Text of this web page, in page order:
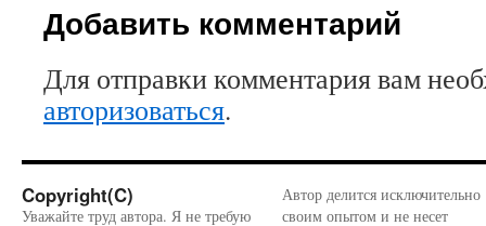
Добавить комментарий
Для отправки комментария вам
авторизоваться.
Copyright(C)
Уважайте труд автора. Я не требую
Автор делится исключительно
своим опытом и не несет